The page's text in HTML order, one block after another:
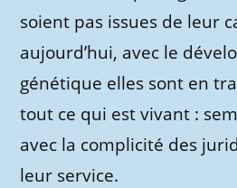
soient pas issues de leur
aujourd’hui, avec le
génétique elles sont en
tout ce qui est vivant :
avec la complicité des
leur service.